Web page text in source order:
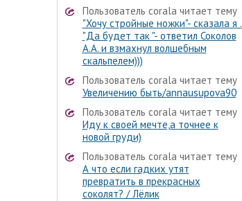
Пользователь corala читает тему
"Хочу стройные ножки"- сказала я .
"Да будет так "- ответил Соколов
А.А. и взмахнул волшебным
скальпелем)))
Пользователь corala читает тему
Увеличению быть/annausupova90
Пользователь corala читает тему
Иду к своей мечте,а точнее к
новой груди)
Пользователь corala читает тему
А что если гадких утят
превратить в прекрасных
соколят? / Лёлик